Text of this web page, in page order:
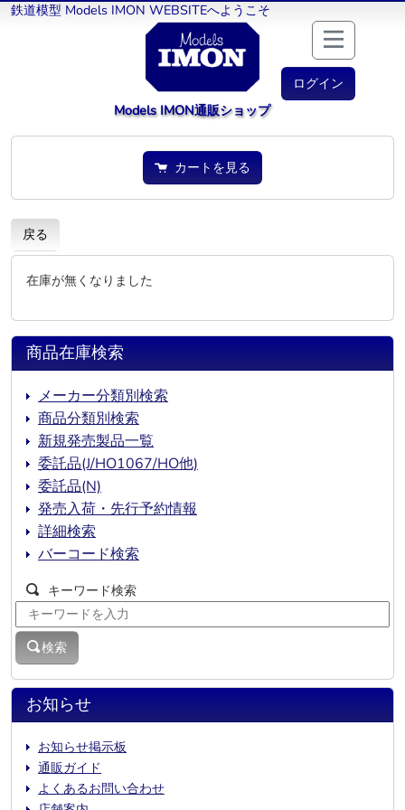
鉄道模型 Models IMON WEBSITEへようこそ
ログイン
Models IMON通販ショップ
カートを見る
戻る
在庫が無くなりました
お知らせ
お知らせ掲示板
通販ガイド
よくあるお問い合わせ
商品在庫検索
メーカー分類別検索
商品分類別検索
新規発売製品一覧
委託品(J/HO1067/HO他)
委託品(N)
発売入荷・先行予約情報
詳細検索
バーコード検索
キーワード検索
検索